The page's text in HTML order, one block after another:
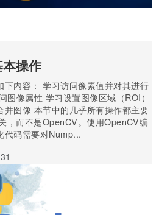
操作
下内容： 学习访问像素值并对其进行
图像属性 学习设置图像区域（ROI）
并图像 本节中的几乎所有操作都主要
，而不是OpenCV。使用OpenCV编
代码需要对Nump...